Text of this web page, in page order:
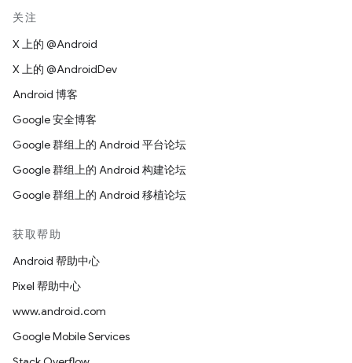
关注
X 上的 @Android
X 上的 @AndroidDev
Android 博客
Google 安全博客
Google 群组上的 Android 平台论坛
Google 群组上的 Android 构建论坛
Google 群组上的 Android 移植论坛
获取帮助
Android 帮助中心
Pixel 帮助中心
www.android.com
Google Mobile Services